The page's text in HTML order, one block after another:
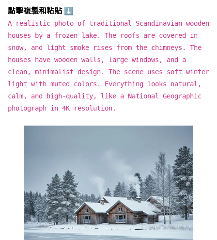
點擊複製和粘貼 ⬇
A realistic photo of traditional Scandinavian wooden
houses by a frozen lake. The roofs are covered in
snow, and light smoke rises from the chimneys. The
houses have wooden walls, large windows, and a
clean, minimalist design. The scene uses soft winter
light with muted colors. Everything looks natural,
calm, and high-quality, like a National Geographic
photograph in 4K resolution.